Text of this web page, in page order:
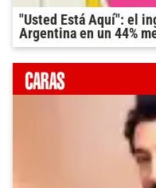
"Usted Está Aquí": el
Argentina en un 44%